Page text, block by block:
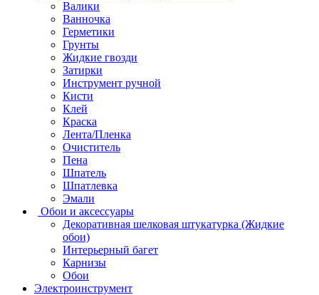
Валики
Ванночка
Герметики
Грунты
Жидкие гвозди
Затирки
Инструмент ручной
Кисти
Клей
Краска
Лента/Пленка
Очиститель
Пена
Шпатель
Шпатлевка
Эмали
Обои и аксессуары
Декоративная шелковая штукатурка (Жидкие
обои)
Интерьерный багет
Карнизы
Обои
Электроинструмент